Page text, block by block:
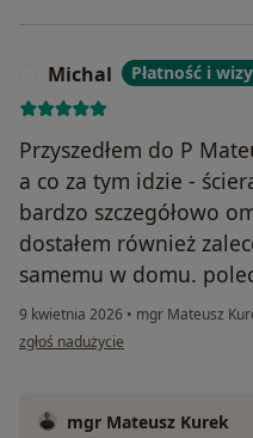
Michal Płatność i
Przyszedłem do P
a co za tym idzie -
bardzo szczegółowo
dostałem również
samemu w domu.
9 kwietnia 2026 • mgr Mateusz
w opinii użytkownika Michal
zgłoś nadużycie
mgr Mateusz Kurek